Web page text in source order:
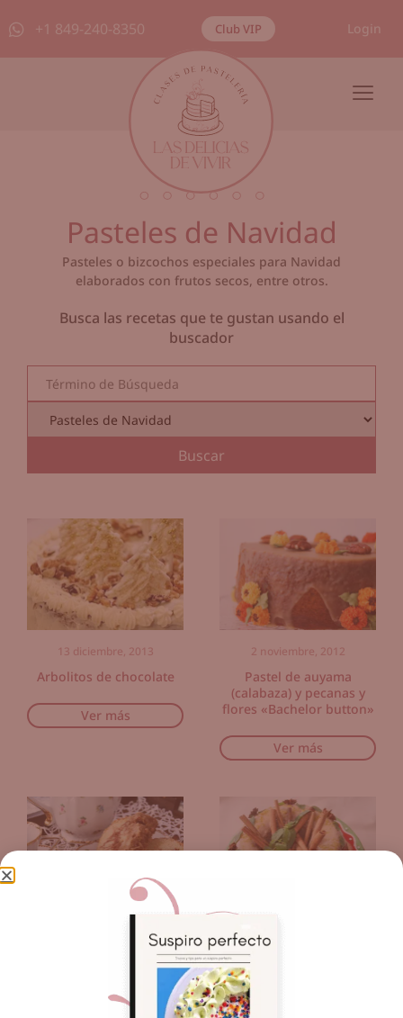
+1 849-240-8350 Club VIP Login
Pasteles de Navidad
Pasteles o bizcochos especiales para Navidad
elaborados con frutos secos, entre otros.
Busca las recetas que te gustan usando el
buscador
13 diciembre, 2013
Arbolitos de chocolate
Ver más
2 noviembre, 2012
Pastel de auyama
(calabaza) y pecanas y
flores «Bachelor button»
Ver más
Cinammon Swirl Coffee
Cake, o Pastel de Café
con remolino de canela
Pastel para la Cena de